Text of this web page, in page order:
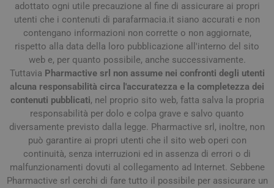
adottato ogni utile precauzione al fine di assicurare ai propri
utenti che i contenuti di parafarmacia.it siano accurati e non
contengano informazioni non corrette o non aggiornate,
rispetto alla data della loro pubblicazione all'interno del sito
web e, per quanto possibile, anche successivamente.
Tuttavia Pharmactive srl non assume nei confronti degli utenti
alcuna responsabilità circa l'accuratezza e la completezza dei
contenuti pubblicati, nel proprio sito web, fatta salva la propria
responsabilità per dolo e colpa grave e salvo quanto
diversamente previsto dalla legge. Pharmactive srl, inoltre, non
può garantire ai propri utenti che il sito web operi con
continuità, senza interruzioni ed in assenza di errori o di
malfunzionamenti dovuti al collegamento ad Internet. Sebbene
Pharmactive srl cerchi di fare tutto il possibile per assicurare un